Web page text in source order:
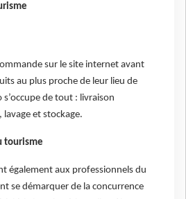
sur le site internet avant
au plus proche de leur lieu de
s’occupe de tout : livraison
et stockage.
tourisme
également aux professionnels du
se démarquer de la concurrence